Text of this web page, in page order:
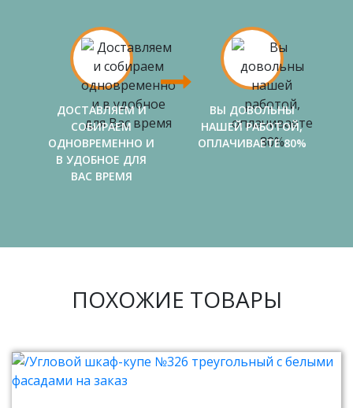
ДОСТАВЛЯЕМ И
СОБИРАЕМ
ОДНОВРЕМЕННО И
В УДОБНОЕ ДЛЯ
ВАС ВРЕМЯ
ВЫ ДОВОЛЬНЫ
НАШЕЙ РАБОТОЙ,
ОПЛАЧИВАЕТЕ 80%
ПОХОЖИЕ ТОВАРЫ